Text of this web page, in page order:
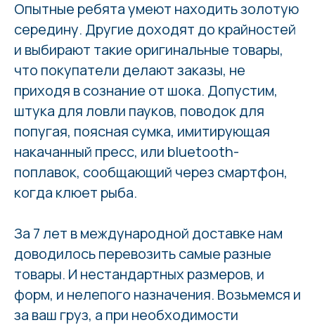
Опытные ребята умеют находить золотую
середину. Другие доходят до крайностей
и выбирают такие оригинальные товары,
что покупатели делают заказы, не
приходя в сознание от шока. Допустим,
штука для ловли пауков, поводок для
попугая, поясная сумка, имитирующая
накачанный пресс, или bluetooth-
поплавок, сообщающий через смартфон,
когда клюет рыба.
За 7 лет в международной доставке нам
доводилось перевозить самые разные
товары. И нестандартных размеров, и
форм, и нелепого назначения. Возьмемся и
за ваш груз, а при необходимости